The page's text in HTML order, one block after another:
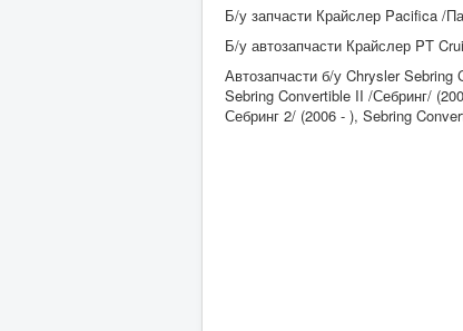
Б/у запчасти Крайслер Pacifica /
Б/у автозапчасти Крайслер PT
Автозапчасти б/у Chrysler Sebring
Sebring Convertible II /Себринг/
Себринг 2/ (2006 - ), Sebring